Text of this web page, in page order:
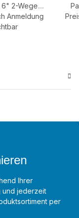
6" 2-Wege
Anmeldung
Ihrer
und jederzeit
per